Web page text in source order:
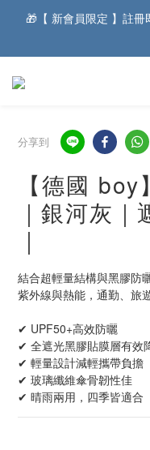
🎁【 新會員限定 】註
分享到
【德國
｜銀河灰
｜
結合超輕量結構與黑膠防
紫外線與熱能，通勤、旅
✔ UPF50+高效防曬
✔ 全遮光黑膠貼膜層有效
✔ 輕量設計減輕攜帶負擔
✔ 玻璃纖維傘骨韌性佳
✔ 晴雨兩用，四季皆適合